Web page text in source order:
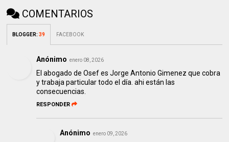
COMENTARIOS
BLOGGER:39 FACEBOOK
Anónimo enero 08, 2026
El abogado de Osef es Jorge Antonio Gimenez que cobra
y trabaja particular todo el día. ahi están las
consecuencias.
RESPONDER
Anónimo enero 09, 2026